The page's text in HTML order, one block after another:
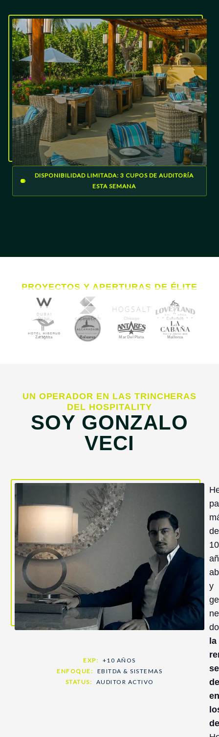
DISPONIBILIDAD LIMITADA: 3 CUPOS DE AUDITORÍA
ESTA SEMANA
PROYECTOS Y APERTURAS DE ÉLITE
Dubái Zanzíbar Chicago Colorado
Zaragoza Baleares Mar Del Plata Mallorca
UN OPERADOR EN LAS TRINCHERAS
DEL HOSPITALITY
SOY GONZALO
VECI
EXP:
+10 AÑOS
ENFOQUE:
EBITDA & SISTEMAS
STATUS:
AUDITOR ACTIVO
de
10
y
la
se
en